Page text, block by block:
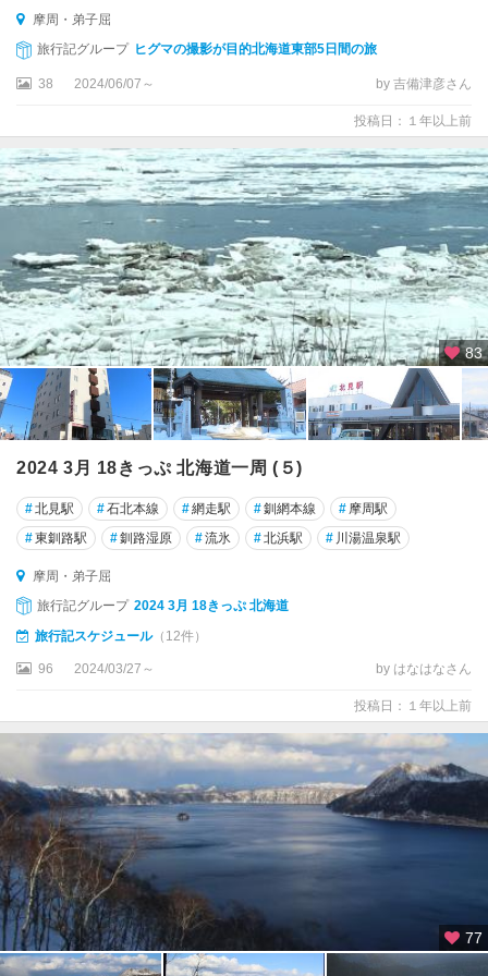
摩周・弟子屈
旅行記グループ ヒグマの撮影が目的北海道東部5日間の旅
38 2024/06/07～ by 吉備津彦さん
投稿日：１年以上前
83
2024 3月 18きっぷ 北海道一周 (５)
#北見駅 #石北本線 #網走駅 #釧網本線 # 摩周駅
#東釧路駅 #釧路湿原 #流氷 #北浜駅 # 川湯温泉駅
摩周・弟子屈
旅行記グループ 2024 3月 18きっぷ 北海道
旅行記スケジュール（12件）
96 2024/03/27～ by はなはなさん
投稿日：１年以上前
77